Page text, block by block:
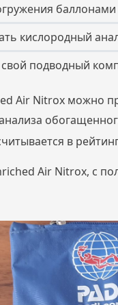
кислородный
свой подводный
Air Nitroxможно
в
Air Nitrox, с